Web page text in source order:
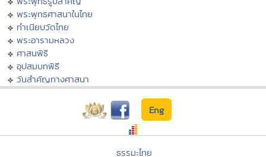
พระพุทธศาสนาในไทย
ทำเนียบวัดไทย
พระอารามหลวง
ศาสนพิธี
อุปสมบทพิธี
วันสำคัญทางศาสนา
Eng
ธรรมะไทย